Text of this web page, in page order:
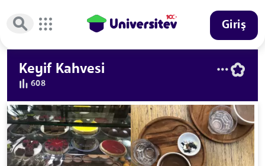
Giriş
Keyif Kahvesi
608